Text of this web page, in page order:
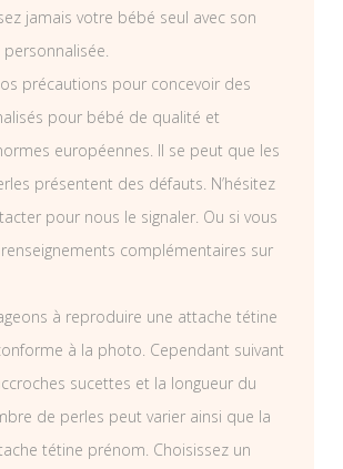
jamais votre bébé seul avec son
précautions pour concevoir des
pour bébé de qualité et
européennes. Il se peut que les
présentent des défauts. N’hésitez
pour nous le signaler. Ou si vous
complémentaires sur
à reproduire une attache tétine
à la photo. Cependant suivant
sucettes et la longueur du
de perles peut varier ainsi que la
tétine prénom. Choisissez un